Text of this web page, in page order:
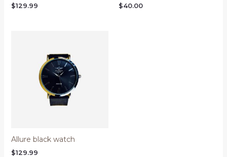
$129.99 $40.00
Allure black watch
$129.99